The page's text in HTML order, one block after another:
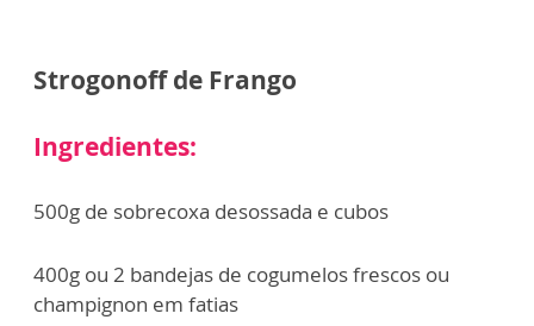
Strogonoff de Frango
Ingredientes:
500g de sobrecoxa desossada e cubos
400g ou 2 bandejas de cogumelos frescos ou
champignon em fatias